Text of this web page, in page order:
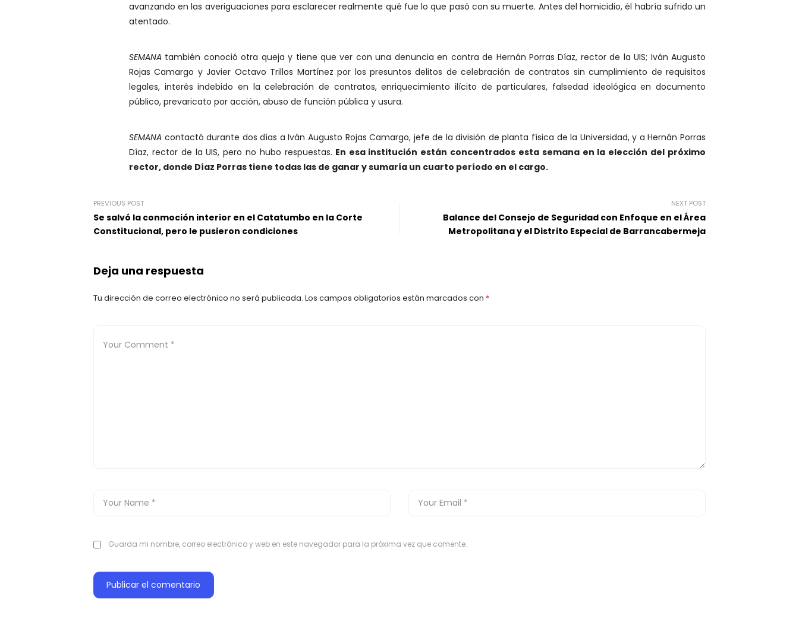
avanzando en las averiguaciones para esclarecer realmente qué fue lo que pasó con su muerte. Antes del homicidio, él habría sufrido un
atentado.
SEMANA también conoció otra queja y tiene que ver con una denuncia en contra de Hernán Porras Díaz, rector de la UIS; Iván Augusto
Rojas Camargo y Javier Octavo Trillos Martínez por los presuntos delitos de celebración de contratos sin cumplimiento de requisitos
legales, interés indebido en la celebración de contratos, enriquecimiento ilícito de particulares, falsedad ideológica en documento
público, prevaricato por acción, abuso de función pública y usura.
SEMANA contactó durante dos días a Iván Augusto Rojas Camargo, jefe de la división de planta física de la Universidad, y a Hernán Porras
Díaz, rector de la UIS, pero no hubo respuestas. En esa institución están concentrados esta semana en la elección del próximo
rector, donde Díaz Porras tiene todas las de ganar y sumaría un cuarto período en el cargo.
PREVIOUS POST
Se salvó la conmoción interior en el Catatumbo en la Corte
Constitucional, pero le pusieron condiciones
NEXT POST
Balance del Consejo de Seguridad con Enfoque en el Área
Metropolitana y el Distrito Especial de Barrancabermeja
Deja una respuesta
Tu dirección de correo electrónico no será publicada. Los campos obligatorios están marcados con *
Guarda mi nombre, correo electrónico y web en este navegador para la próxima vez que comente.